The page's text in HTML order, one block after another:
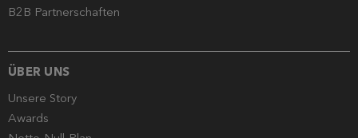
B2B Partnerschaften
ÜBER UNS
Unsere Story
Awards